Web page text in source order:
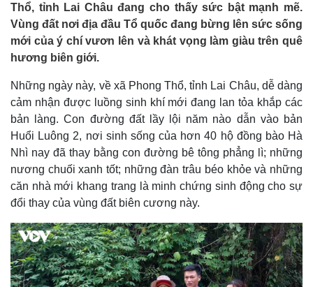
Thổ, tỉnh Lai Châu đang cho thấy sức bật mạnh mẽ.
Vùng đất nơi địa đầu Tổ quốc đang bừng lên sức sống
mới của ý chí vươn lên và khát vọng làm giàu trên quê
hương biên giới.
Những ngày này, về xã Phong Thổ, tỉnh Lai Châu, dễ dàng
cảm nhận được luồng sinh khí mới đang lan tỏa khắp các
bản làng. Con đường đất lầy lội năm nào dẫn vào bản
Huổi Luông 2, nơi sinh sống của hơn 40 hộ đồng bào Hà
Nhì nay đã thay bằng con đường bê tông phẳng lì; những
nương chuối xanh tốt; những đàn trâu béo khỏe và những
căn nhà mới khang trang là minh chứng sinh động cho sự
đổi thay của vùng đất biên cương này.